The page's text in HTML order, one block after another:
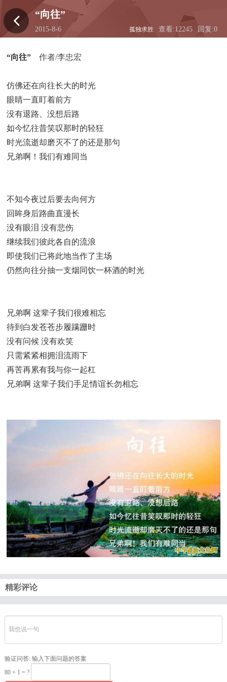
“向往”
2015-8-6
23:15:41
回复:0
查看:12245
孤独求胜
“向往” 作者/李忠宏
仿佛还在向往长大的时光
眼睛一直盯着前方
没有退路、没想后路
如今忆往昔笑叹那时的轻狂
时光流逝却磨灭不了的还是那句
兄弟啊！我们有难同当
不知今夜过后要去向何方
回眸身后路曲直漫长
没有眼泪 没有悲伤
继续我们彼此各自的流浪
即使我们已将此地当作了主场
仍然向往分抽一支烟同饮一杯酒的时光
兄弟啊 这辈子我们很难相忘
待到白发苍苍步履蹒跚时
没有问候 没有欢笑
只需紧紧相拥泪流雨下
再苦再累有我与你一起杠
兄弟啊 这辈子我们手足情谊长勿相忘
精彩评论
验证问答: 输入下面问题的答案
80 + 1 = ?